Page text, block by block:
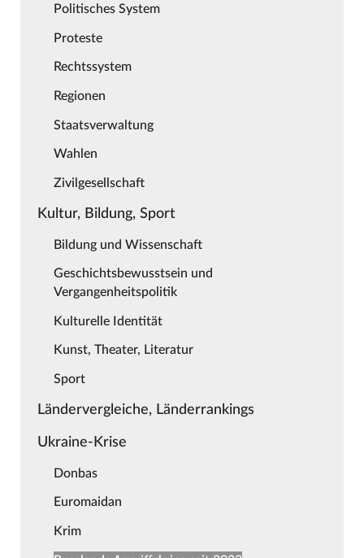
Politisches System
Proteste
Rechtssystem
Regionen
Staatsverwaltung
Wahlen
Zivilgesellschaft
Kultur, Bildung, Sport
Bildung und Wissenschaft
Geschichtsbewusstsein und
Vergangenheitspolitik
Kulturelle Identität
Kunst, Theater, Literatur
Sport
Ländervergleiche, Länderrankings
Ukraine-Krise
Donbas
Euromaidan
Krim